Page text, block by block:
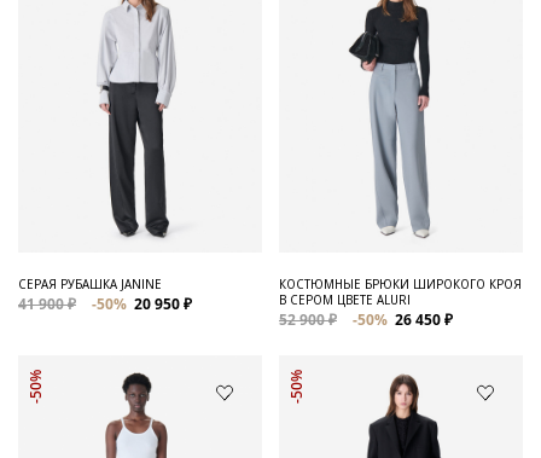
СЕРАЯ РУБАШКА JANINE
41 900 ₽ -50% 20 950 ₽
КОСТЮМНЫЕ БРЮКИ ШИРОКОГО КРОЯ
В СЕРОМ ЦВЕТЕ ALURI
52 900 ₽ -50% 26 450 ₽
-50% -50%